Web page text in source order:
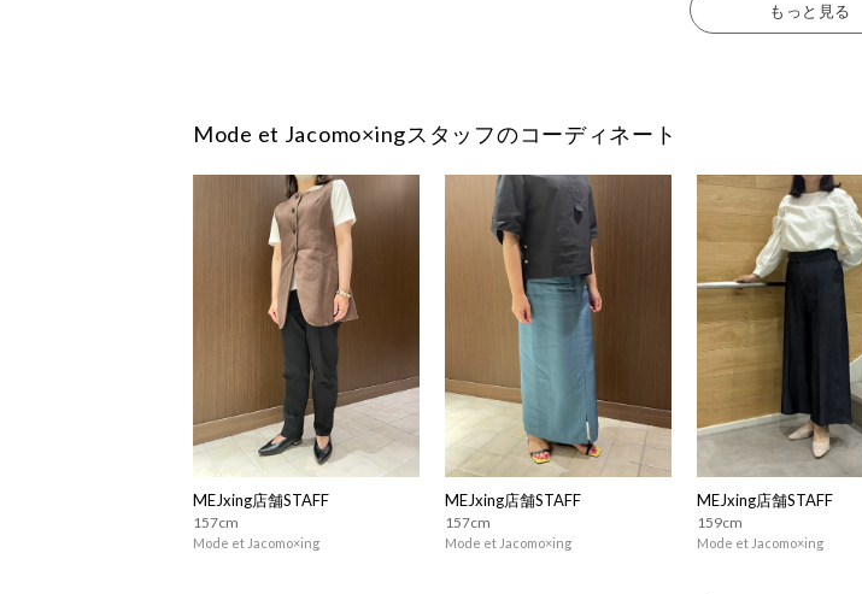
もっと見る
Mode et Jacomo×ingスタッフのコーディネート
MEJxing店舗STAFF
157cm
Mode et Jacomo×ing
MEJxing店舗STAFF
157cm
Mode et Jacomo×ing
MEJxing店舗STAFF
159cm
Mode et Jacomo×ing